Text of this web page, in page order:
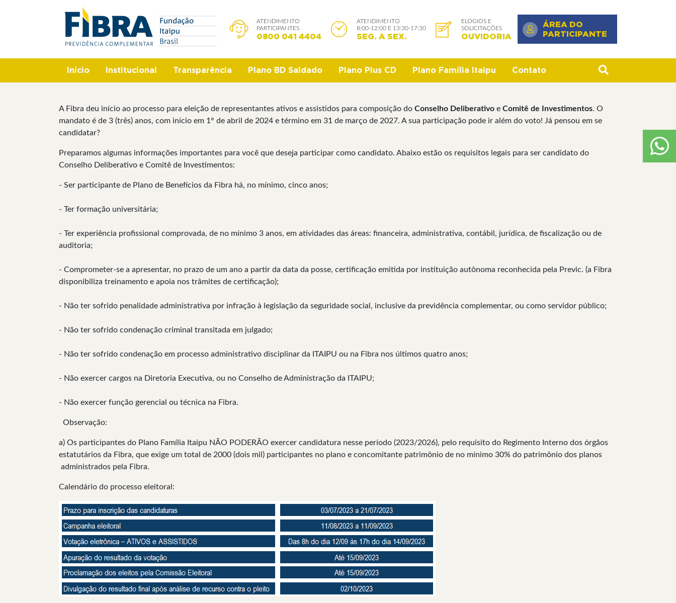
Search
ATENDIMENTO
PARTICIPANTES
0800 041 4404
ATENDIMENTO
8:00-12:00 E 13:30-17:30
SEG. A SEX.
ELOGIOS E
SOLICITAÇÕES
OUVIDORIA
ÁREA DO
PARTICIPANTE
Início Institucional Transparência Plano BD Saldado Plano Plus CD Plano Família Itaipu Contato
A Fibra deu início ao processo para eleição de representantes ativos e assistidos para composição do Conselho Deliberativo e Comitê de Investimentos. O
mandato é de 3 (três) anos, com início em 1° de abril de 2024 e término em 31 de março de 2027. A sua participação pode ir além do voto! Já pensou em se
candidatar?
Preparamos algumas informações importantes para você que deseja participar como candidato. Abaixo estão os requisitos legais para ser candidato do
Conselho Deliberativo e Comitê de Investimentos:
- Ser participante de Plano de Benefícios da Fibra há, no mínimo, cinco anos;
- Ter formação universitária;
- Ter experiência profissional comprovada, de no mínimo 3 anos, em atividades das áreas: financeira, administrativa, contábil, jurídica, de fiscalização ou de
auditoria;
- Comprometer-se a apresentar, no prazo de um ano a partir da data da posse, certificação emitida por instituição autônoma reconhecida pela Previc. (a Fibra
disponibiliza treinamento e apoia nos trâmites de certificação);
- Não ter sofrido penalidade administrativa por infração à legislação da seguridade social, inclusive da previdência complementar, ou como servidor público;
- Não ter sofrido condenação criminal transitada em julgado;
- Não ter sofrido condenação em processo administrativo disciplinar da ITAIPU ou na Fibra nos últimos quatro anos;
- Não exercer cargos na Diretoria Executiva, ou no Conselho de Administração da ITAIPU;
- Não exercer função gerencial ou técnica na Fibra.
Observação:
a) Os participantes do Plano Família Itaipu NÃO PODERÃO exercer candidatura nesse período (2023/2026), pelo requisito do Regimento Interno dos órgãos
estatutários da Fibra, que exige um total de 2000 (dois mil) participantes no plano e concomitante patrimônio de no mínimo 30% do patrimônio dos planos
administrados pela Fibra.
Calendário do processo eleitoral: